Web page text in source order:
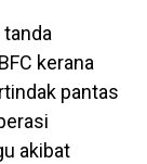
kerana
pantas
akibat